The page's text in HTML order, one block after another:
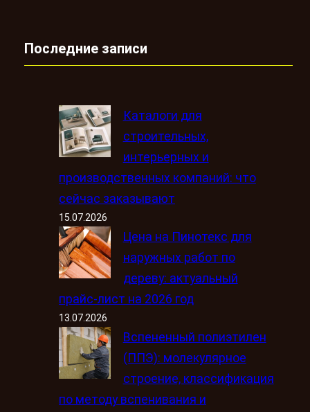
Последние записи
Каталоги для
строительных,
интерьерных и
производственных компаний: что
сейчас заказывают
15.07.2026
Цена на Пинотекс для
наружных работ по
дереву: актуальный
прайс-лист на 2026 год
13.07.2026
Вспененный полиэтилен
(ППЭ): молекулярное
строение, классификация
по методу вспенивания и